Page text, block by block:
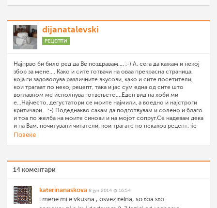
dijanatalevski
РЕЦЕПТИ
Најпрво би било ред да Ве поздравам.... :-) А, сега да кажам и некој
збор за мене.... Како и сите готвачи на оваа прекрасна страница,
која ги задоволува различните вкусови, како и сите посетители,
кои трагаат по некој рецепт, така и јас сум една од сите што
воглавном ме исполнува готвењето....Еден вид на хоби ми
е...Најчесто, дегустатори се моите најмили, а воедно и најстроги
критичари... :-) Подеднакво сакам да подготвувам и солено и благо
и тоа по желба на моите синови и на мојот сопруг.Се надевам дека
и на Вам, почитувани читатели, кои трагате по некаков рецепт, ќе
Ви се допаднат моите рецепти.... Па добрe дојдовте во мојата
Повеќе
14 коментари
katerinanaskova 8 јун 2014 @ 16:54
i mene mi e vkusna , osvezitelna, so toa sto